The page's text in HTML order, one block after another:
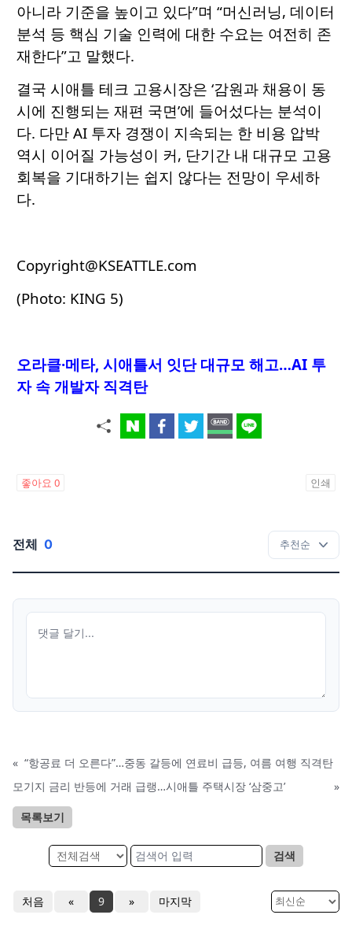
아니라 기준을 높이고 있다”며 “머신러닝, 데이터
분석 등 핵심 기술 인력에 대한 수요는 여전히 존
재한다”고 말했다.
결국 시애틀 테크 고용시장은 ‘감원과 채용이 동
시에 진행되는 재편 국면’에 들어섰다는 분석이
다. 다만 AI 투자 경쟁이 지속되는 한 비용 압박
역시 이어질 가능성이 커, 단기간 내 대규모 고용
회복을 기대하기는 쉽지 않다는 전망이 우세하
다.
Copyright@KSEATTLE.com
(Photo: KING 5)
오라클·메타, 시애틀서 잇단 대규모 해고…AI 투
자 속 개발자 직격탄
좋아요 0 인쇄
전체 0
« “항공료 더 오른다”…중동 갈등에 연료비 급등, 여름 여행 직격탄
모기지 금리 반등에 거래 급랭…시애틀 주택시장 ‘삼중고’
»
목록보기
검색
처음 « 9 » 마지막